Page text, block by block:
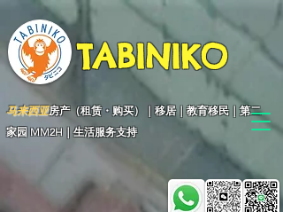
TABINIKO
马来西亚房产（租赁・购买）｜移居｜教育移民｜第二
家园 MM2H｜生活服务支持